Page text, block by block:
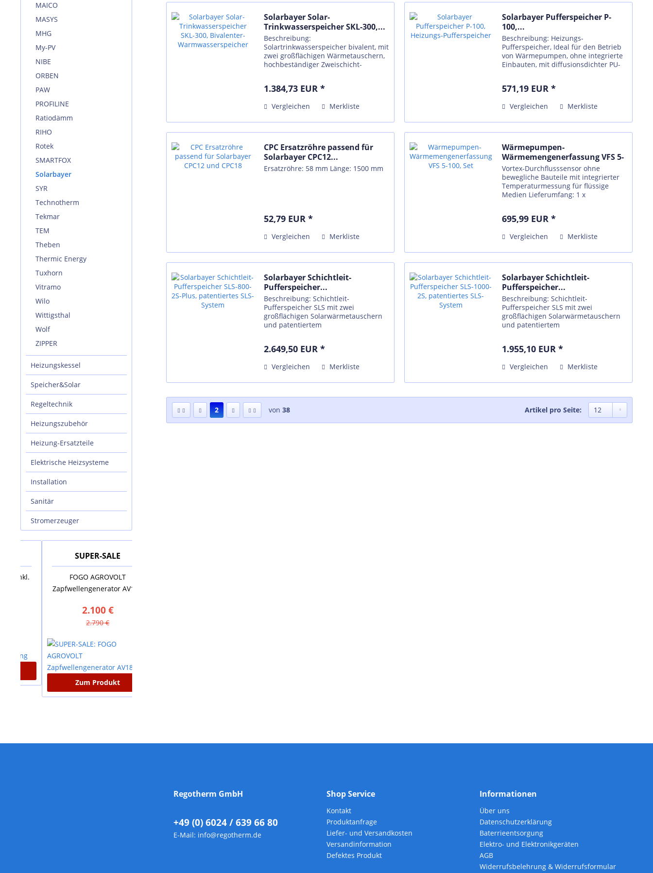
MAICO
MASYS
MHG
My-PV
NIBE
ORBEN
PAW
PROFILINE
Ratiodämm
RIHO
Rotek
SMARTFOX
Solarbayer
SYR
Technotherm
Tekmar
TEM
Theben
Thermic Energy
Tuxhorn
Vitramo
Wilo
Wittigsthal
Wolf
ZIPPER
Heizungskessel
Speicher&Solar
Regeltechnik
Heizungszubehör
Heizung-Ersatzteile
Elektrische Heizsysteme
Installation
Sanitär
Stromerzeuger
SUPER-SALE
FOGO AGROVOLT
Zapfwellengenerator AV18R
2.100 €
2.790 €
Zum Produkt
Solarbayer Solar-
Trinkwasserspeicher SKL-300,...
Beschreibung:
Solartrinkwasserspeicher bivalent, mit
zwei großflächigen Wärmetauschern,
hochbeständiger Zweischicht-
Schutzanoden Technische Daten:
1.384,73 EUR *
Vergleichen Merkliste
Solarbayer Pufferspeicher P-
100,...
Beschreibung: Heizungs-
Pufferspeicher, Ideal für den Betrieb
von Wärmepumpen, ohne integrierte
Einbauten, mit diffusionsdichter PU-
Speicher: Nennvolumen: 103 Liter
571,19 EUR *
Vergleichen Merkliste
CPC Ersatzröhre passend für
Solarbayer CPC12...
Ersatzröhre: 58 mm Länge: 1500 mm
52,79 EUR *
Vergleichen Merkliste
Wärmepumpen-
Wärmemengenerfassung VFS 5-
100, Set
Vortex-Durchflusssensor ohne
bewegliche Bauteile mit integrierter
Temperaturmessung für flüssige
Medien Lieferumfang: 1 x
Temperaturmessung 2 x Anschluss G1
695,99 EUR *
Vergleichen Merkliste
Solarbayer Schichtleit-
Pufferspeicher...
Beschreibung: Schichtleit-
Pufferspeicher SLS mit zwei
großflächigen Solarwärmetauschern
und patentiertem
System im Vor- und Rücklauf
Wärmeschichtung, bei...
2.649,50 EUR *
Vergleichen Merkliste
Solarbayer Schichtleit-
Pufferspeicher...
Beschreibung: Schichtleit-
Pufferspeicher SLS mit zwei
großflächigen Solarwärmetauschern
und patentiertem
System im Vor- und Rücklauf
Wärmeschichtung, bei...
1.955,10 EUR *
Vergleichen Merkliste
2 von 38 Artikel pro Seite:
Regotherm GmbH
+49 (0) 6024 / 639 66 80
E-Mail: info@regotherm.de
Shop Service
Kontakt
Produktanfrage
Liefer- und Versandkosten
Versandinformation
Defektes Produkt
Informationen
Über uns
Datenschutzerklärung
Baterrieentsorgung
Elektro- und Elektronikgeräten
AGB
Widerrufsbelehrung & Widerrufsformular